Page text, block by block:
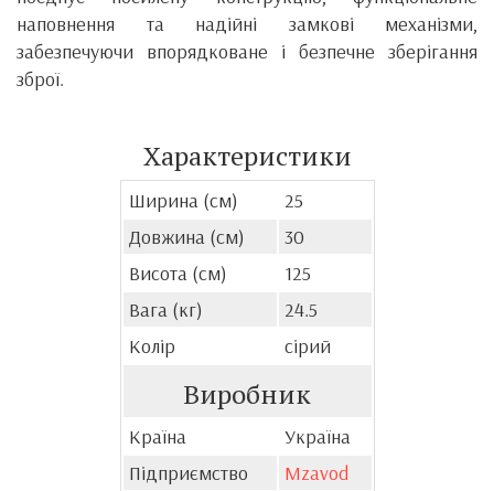
наповнення та надійні замкові механізми,
забезпечуючи впорядковане і безпечне зберігання
зброї.
Характеристики
Ширина (см)
25
Довжина (см)
30
Висота (см)
125
Вага (кг)
24.5
Колір
сірий
Виробник
Країна
Україна
Підприємство
Mzavod